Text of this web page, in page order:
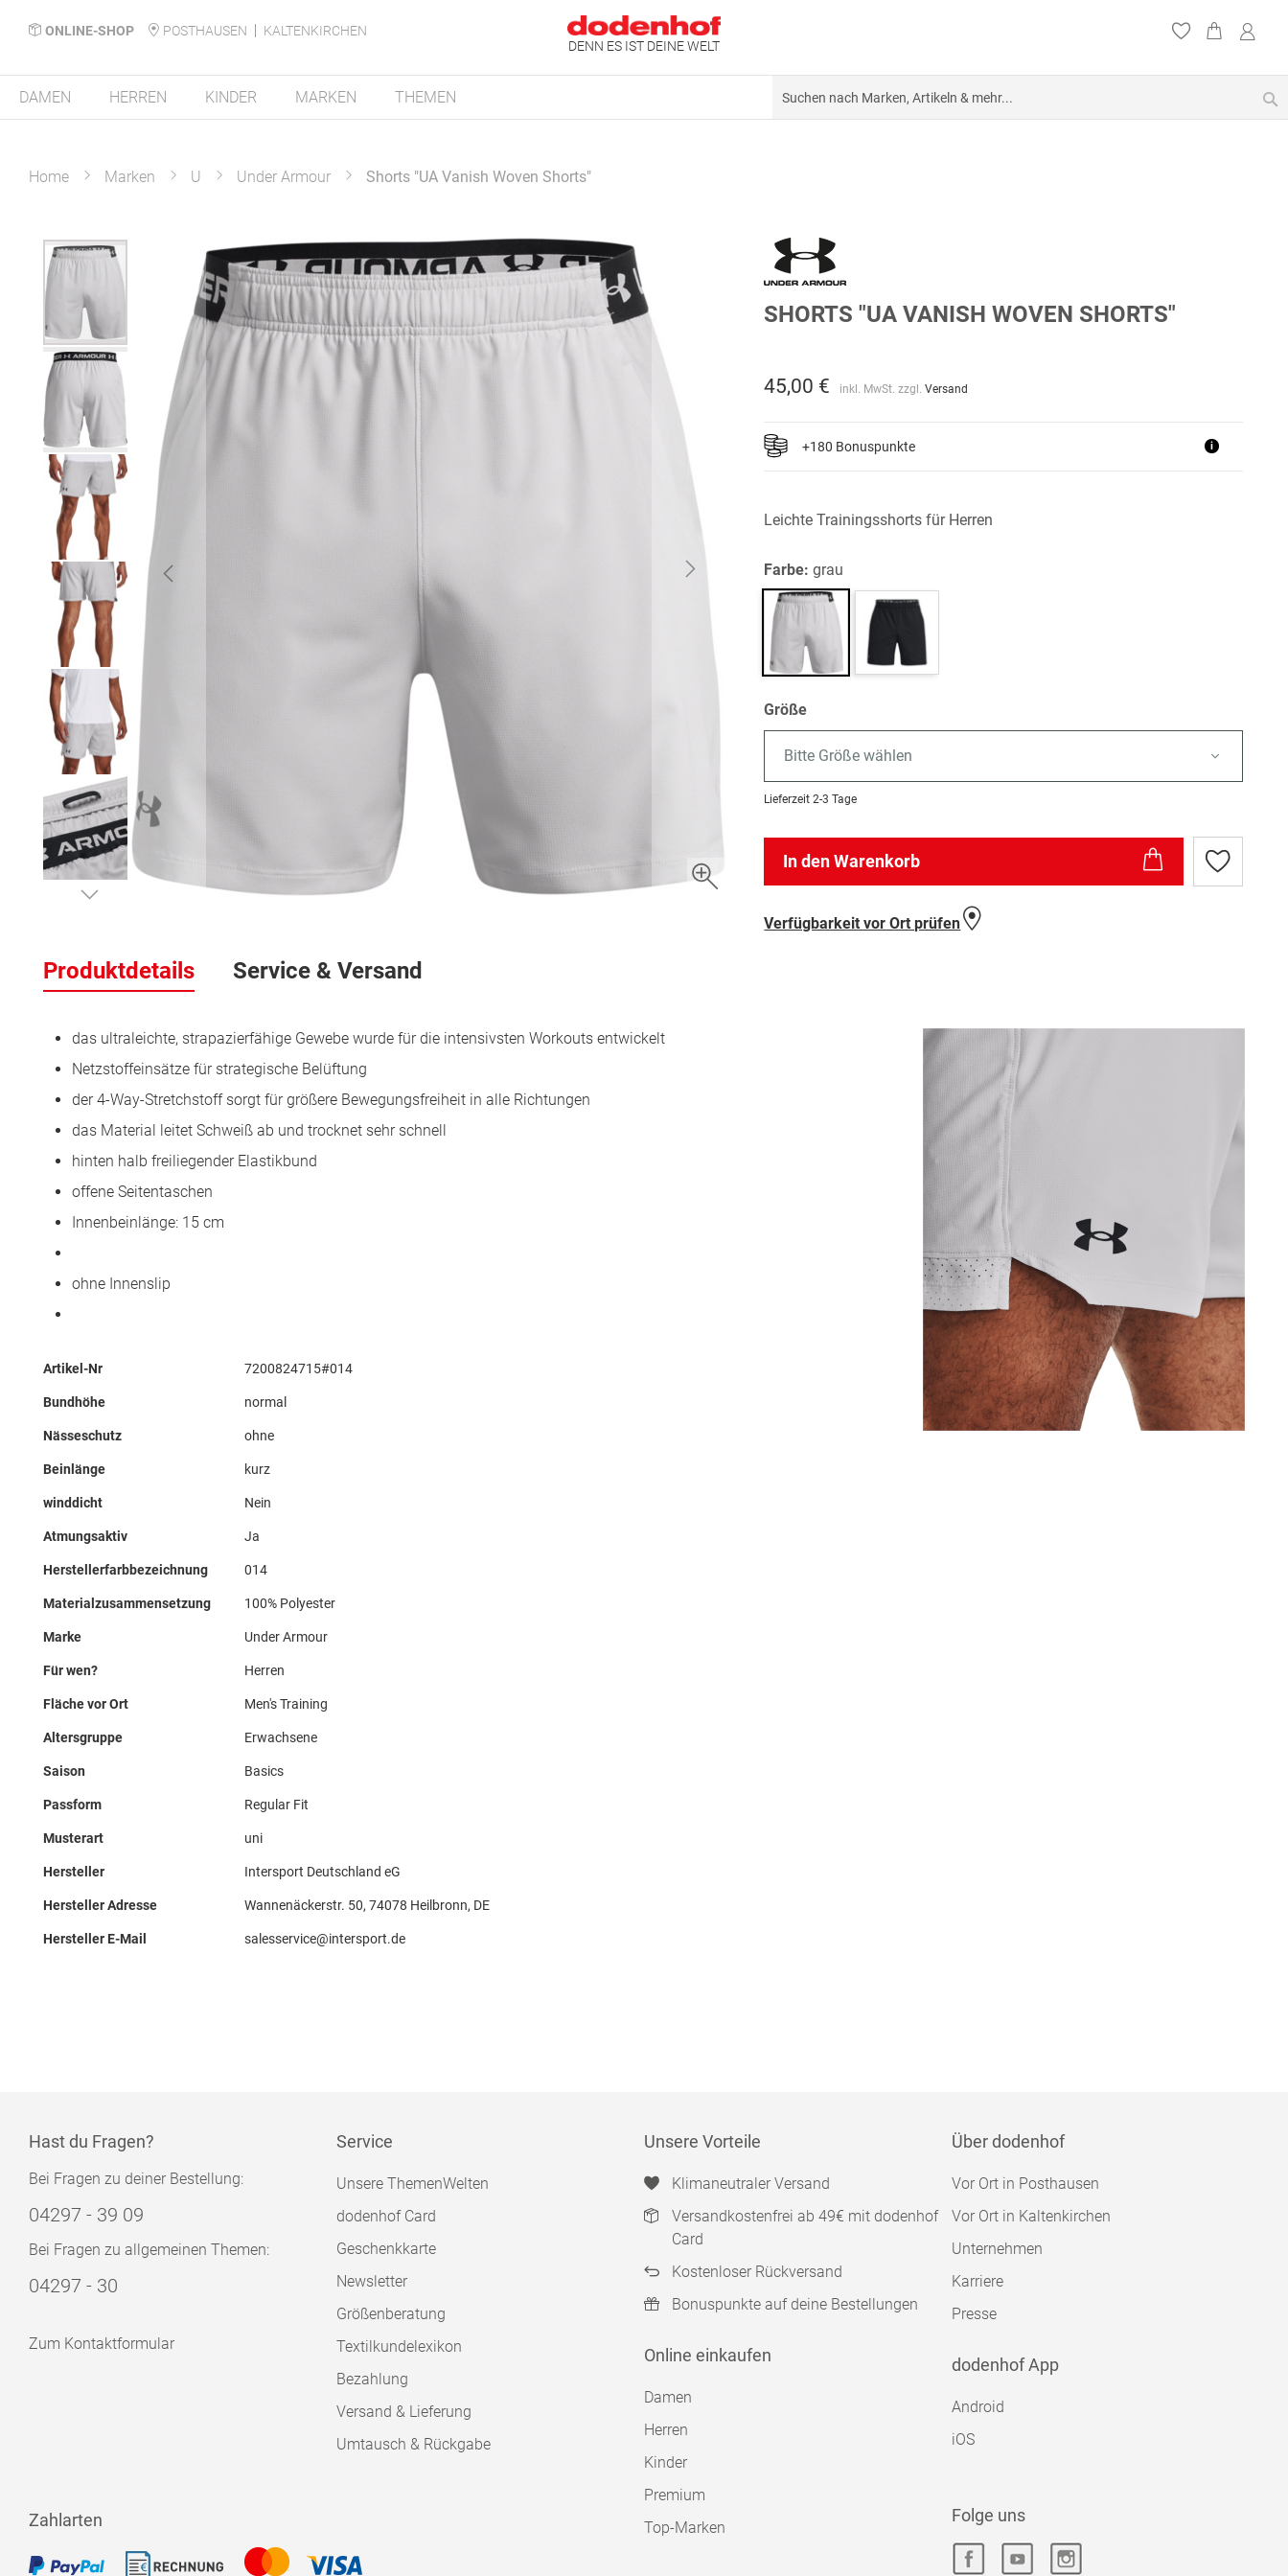
ONLINE-SHOP POSTHAUSEN
KALTENKIRCHEN
DENN ES IST DEINE WELT
DAMEN HERREN KINDER MARKEN THEMEN
Home Marken U Under Armour Shorts "UA Vanish Woven Shorts"
Zum
Ende
der
Bildergalerie
springen
Bildergalerie
springen
SHORTS "UA VANISH WOVEN SHORTS"
45,00 € inkl. MwSt. zzgl.Versand
+180 Bonuspunkte i
Leichte Trainingsshorts für Herren
Farbe:grau
Größe
Bitte Größe wählen
Lieferzeit 2-3 Tage
In den Warenkorb
Zur
Wunschliste
Verfügbarkeit vor Ort prüfen
Produktdetails
das ultraleichte, strapazierfähige Gewebe wurde für die intensivsten Workouts entwickelt
Netzstoffeinsätze für strategische Belüftung
der 4-Way-Stretchstoff sorgt für größere Bewegungsfreiheit in alle Richtungen
das Material leitet Schweiß ab und trocknet sehr schnell
hinten halb freiliegender Elastikbund
offene Seitentaschen
Innenbeinlänge: 15 cm
ohne Innenslip
Mehr
Artikel-Nr 7200824715#014
Bundhöhe normal
Nässeschutz ohne
Beinlänge kurz
winddicht Nein
Atmungsaktiv Ja
Herstellerfarbbezeichnung 014
Materialzusammensetzung 100% Polyester
Marke Under Armour
Für wen? Herren
Fläche vor Ort Men's Training
Altersgruppe Erwachsene
Saison Basics
Passform Regular Fit
Musterart uni
Hersteller Intersport Deutschland eG
Hersteller Adresse Wannenäckerstr. 50, 74078 Heilbronn, DE
Hersteller E-Mail salesservice@intersport.de
Service & Versand
Hast du Fragen?
Bei Fragen zu deiner Bestellung:
04297 - 39 09
Bei Fragen zu allgemeinen Themen:
04297 - 30
Zum Kontaktformular
Service
Unsere ThemenWelten
dodenhof Card
Geschenkkarte
Newsletter
Größenberatung
Textilkundelexikon
Bezahlung
Versand & Lieferung
Umtausch & Rückgabe
Unsere Vorteile
Klimaneutraler Versand
Versandkostenfrei ab 49€ mit dodenhof
Card
Kostenloser Rückversand
Bonuspunkte auf deine Bestellungen
Online einkaufen
Damen
Herren
Kinder
Premium
Top-Marken
Über dodenhof
Vor Ort in Posthausen
Vor Ort in Kaltenkirchen
Unternehmen
Karriere
Presse
dodenhof App
Android
iOS
Zahlarten Folge uns